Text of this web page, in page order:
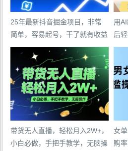
25年最新抖音掘金项目，非常
简单，容易起号，干了就有收益
那种
用
后
样
带货无人直播，轻松月入2W+，
小白必做，手把手教学，无脑操
女
购